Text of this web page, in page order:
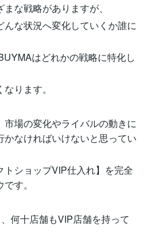
な戦略がありますが、
んな状況へ変化していくか誰に
はどれかの戦略に特化し
ります。
場の変化やライバルの動きに
なければいけないと思ってい
ショップVIP仕入れ】を完全
す。
何十店舗もVIP店舗を持って